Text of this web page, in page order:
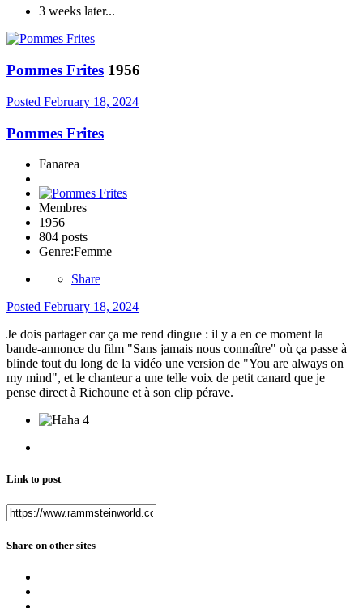
3 weeks later...
Pommes Frites 1956
Posted February 18, 2024
Pommes Frites
Fanarea
Membres
1956
804 posts
Genre:Femme
Share
Posted February 18, 2024
Je dois partager car ça me rend dingue : il y a en ce moment la
bande-annonce du film "Sans jamais nous connaître" où ça passe à
blinde tout du long de la vidéo une version de "You are always on
my mind", et le chanteur a une telle voix de petit canard que je
pense direct à Richoune et à son clip pérave.
4
Link to post
Share on other sites